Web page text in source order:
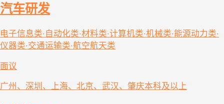
汽车研发
电子信息类·自动化类·材料类·计算机类·机械类·能源动力类·
仪器类·交通运输类·航空航天类
面议
广州、深圳、上海、北京、武汉、肇庆本科及以上